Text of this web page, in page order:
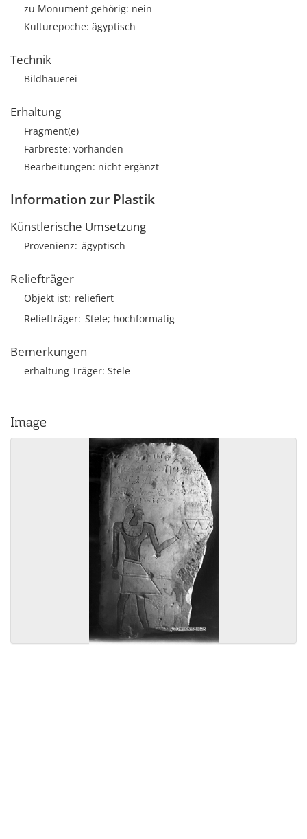
zu Monument gehörig: nein
Kulturepoche: ägyptisch
Technik
Bildhauerei
Erhaltung
Fragment(e)
Farbreste: vorhanden
Bearbeitungen: nicht ergänzt
Information zur Plastik
Künstlerische Umsetzung
Provenienz ägyptisch
Reliefträger
Objekt ist reliefiert
Reliefträger Stele; hochformatig
Bemerkungen
erhaltung Träger: Stele
Image